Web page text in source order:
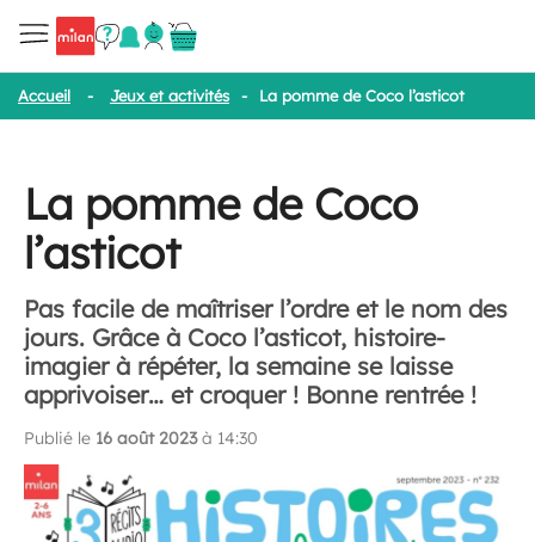
Accueil - Jeux et activités - La pomme de Coco l’asticot
La pomme de Coco
l’asticot
Pas facile de maîtriser l’ordre et le nom des
jours. Grâce à Coco l’asticot, histoire-
imagier à répéter, la semaine se laisse
apprivoiser… et croquer ! Bonne rentrée !
Publié le 16 août 2023à 14:30